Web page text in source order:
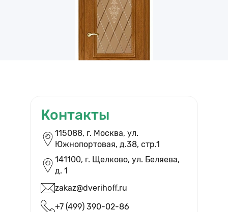
ВЫЗВАТЬ ЗАМЕРЩИКА
Бесплатный выезд и помощь в
выборе дверей
Контакты
115088, г. Москва, ул.
Южнопортовая, д.38, cтр.1
141100, г. Щелково, ул. Беляева,
д. 1
zakaz@dverihoff.ru
+7 (499) 390-02-86